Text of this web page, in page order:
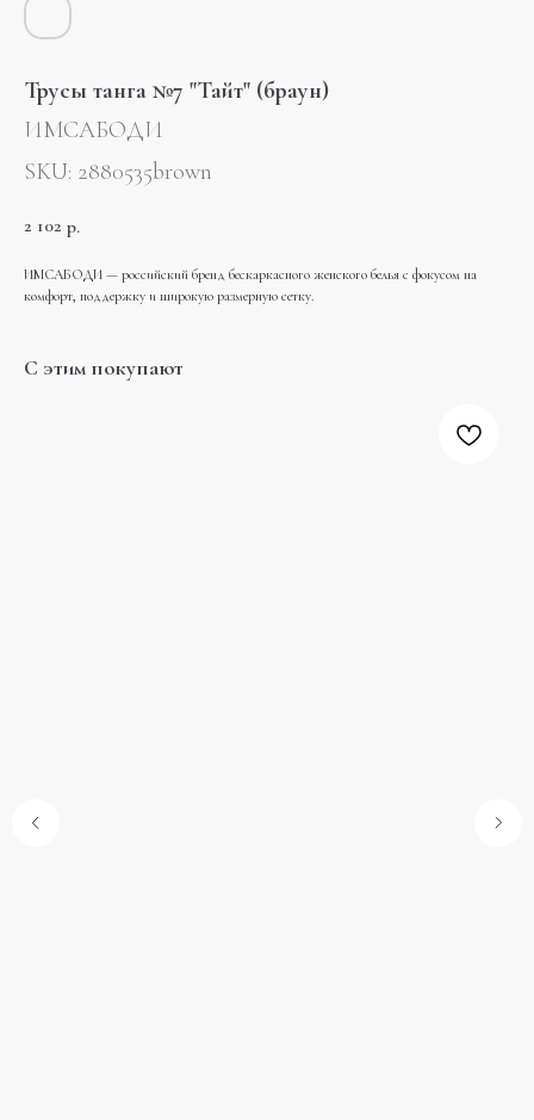
Трусы танга №7 "Тайт" (браун)
ИМСАБОДИ
SKU: 2880535brown
2 102 р.
ИМСАБОДИ — российский бренд бескаркасного женского белья с фокусом на
комфорт, поддержку и широкую размерную сетку.
С этим покупают